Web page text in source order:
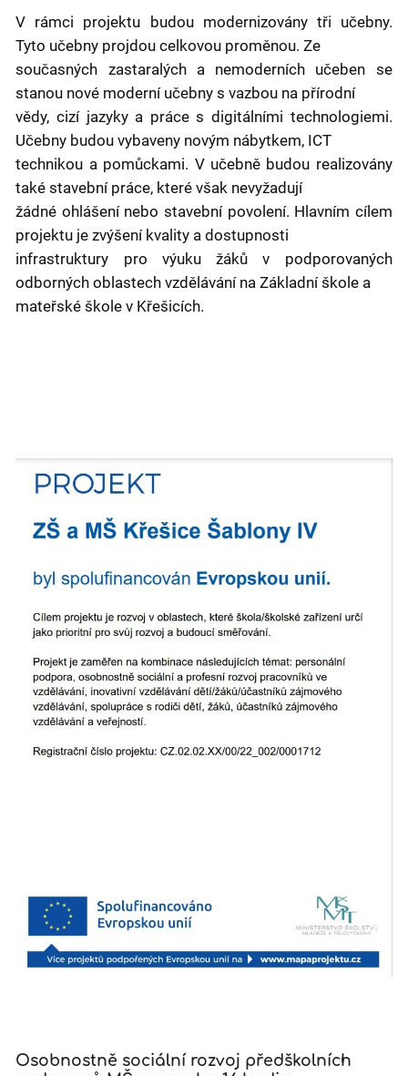
V rámci projektu budou modernizovány tři učebny.
Tyto učebny projdou celkovou proměnou. Ze
současných zastaralých a nemoderních učeben se
stanou nové moderní učebny s vazbou na přírodní
vědy, cizí jazyky a práce s digitálními technologiemi.
Učebny budou vybaveny novým nábytkem, ICT
technikou a pomůckami. V učebně budou realizovány
také stavební práce, které však nevyžadují
žádné ohlášení nebo stavební povolení. Hlavním cílem
projektu je zvýšení kvality a dostupnosti
infrastruktury pro výuku žáků v podporovaných
odborných oblastech vzdělávání na Základní škole a
mateřské škole v Křešicích.
Osobnostně sociální rozvoj předškolních